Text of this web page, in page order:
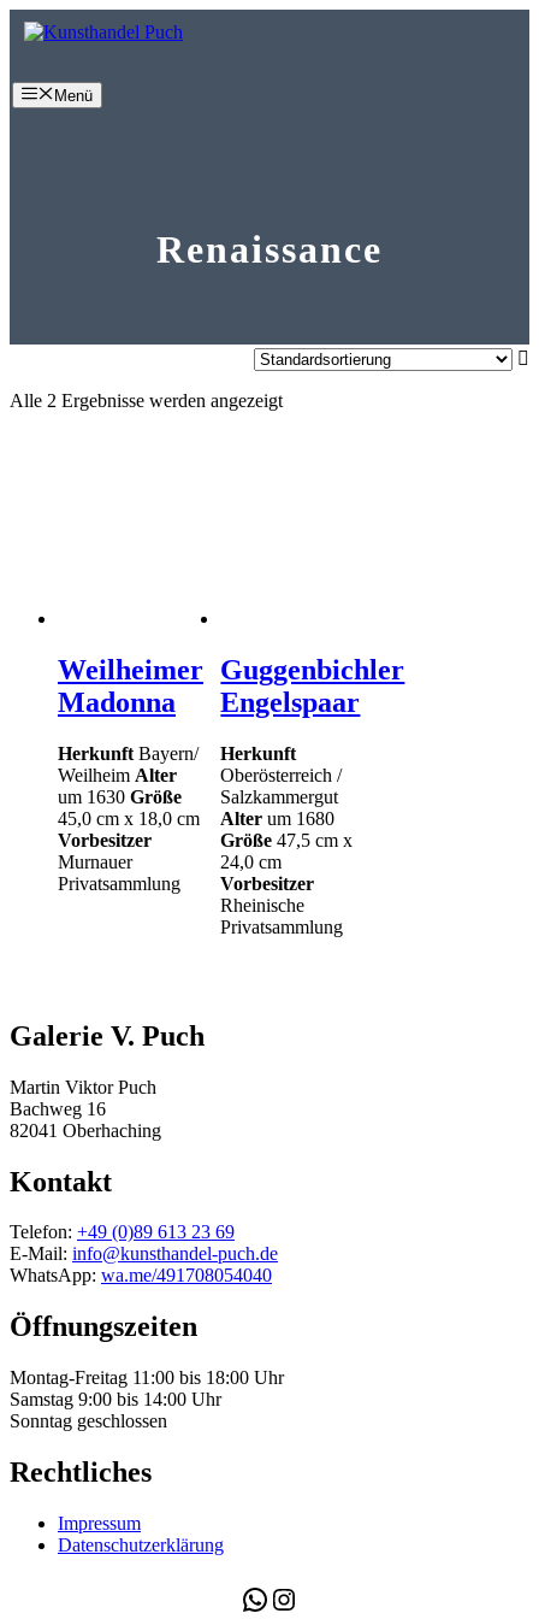
Zum
Inhalt
Menü
Renaissance
Alle 2 Ergebnisse werden angezeigt
Weilheimer
Madonna
Herkunft Bayern/
Weilheim Alter
um 1630 Größe
45,0 cm x 18,0 cm
Vorbesitzer
Murnauer
Privatsammlung
Guggenbichler
Engelspaar
Herkunft
Oberösterreich /
Salzkammergut
Alter um 1680
Größe 47,5 cm x
24,0 cm
Vorbesitzer
Rheinische
Privatsammlung
Galerie V. Puch
Martin Viktor Puch
Bachweg 16
82041 Oberhaching
Kontakt
Telefon: +49 (0)89 613 23 69
E-Mail: info@kunsthandel-puch.de
WhatsApp: wa.me/491708054040
Öffnungszeiten
Montag-Freitag 11:00 bis 18:00 Uhr
Samstag 9:00 bis 14:00 Uhr
Sonntag geschlossen
Rechtliches
Impressum
Datenschutzerklärung
WhatsApp
Instagram